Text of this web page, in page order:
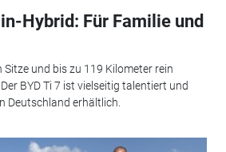
Hybrid: Für Familie und
Sitze und bis zu 119 Kilometer rein
BYD Ti 7 ist vielseitig talentiert und
Deutschland erhältlich.